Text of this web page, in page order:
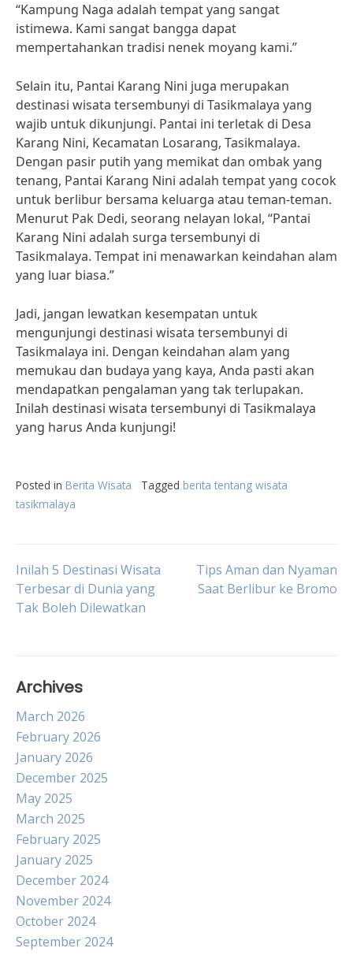
“Kampung Naga adalah tempat yang sangat
istimewa. Kami sangat bangga dapat
mempertahankan tradisi nenek moyang kami.”
Selain itu, Pantai Karang Nini juga merupakan
destinasi wisata tersembunyi di Tasikmalaya yang
wajib untuk dikunjungi. Pantai ini terletak di Desa
Karang Nini, Kecamatan Losarang, Tasikmalaya.
Dengan pasir putih yang memikat dan ombak yang
tenang, Pantai Karang Nini adalah tempat yang cocok
untuk berlibur bersama keluarga atau teman-teman.
Menurut Pak Dedi, seorang nelayan lokal, “Pantai
Karang Nini adalah surga tersembunyi di
Tasikmalaya. Tempat ini menawarkan keindahan alam
yang luar biasa.”
Jadi, jangan lewatkan kesempatan untuk
mengunjungi destinasi wisata tersembunyi di
Tasikmalaya ini. Dengan keindahan alam yang
memukau dan budaya yang kaya, Anda pasti akan
mendapatkan pengalaman yang tak terlupakan.
Inilah destinasi wisata tersembunyi di Tasikmalaya
yang harus Anda kunjungi!
Posted in Berita Wisata Tagged berita tentang wisata
tasikmalaya
Post
navigation
Inilah 5 Destinasi Wisata
Terbesar di Dunia yang
Tak Boleh Dilewatkan
Tips Aman dan Nyaman
Saat Berlibur ke Bromo
Archives
March 2026
February 2026
January 2026
December 2025
May 2025
March 2025
February 2025
January 2025
December 2024
November 2024
October 2024
September 2024